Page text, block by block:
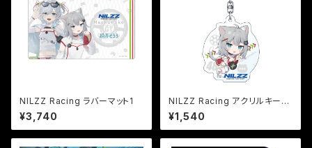
NILZZ Racing ラバーマット1
¥3,740
NILZZ Racing アクリルキーホ
ルダー2 Nachoneko
¥1,540